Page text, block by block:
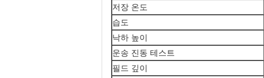
저장 온도
습도
낙하 높이
운송 진동 테스트
필드 깊이